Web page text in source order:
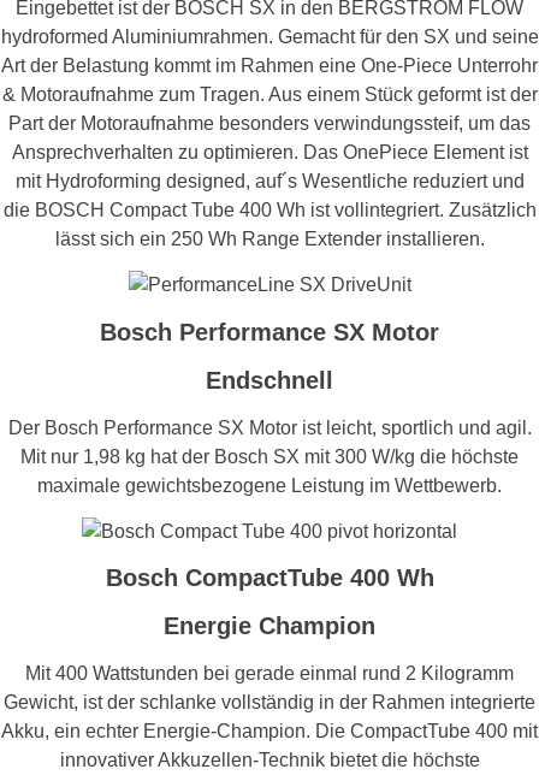
Eingebettet ist der BOSCH SX in den BERGSTROM FLOW
hydroformed Aluminiumrahmen. Gemacht für den SX und seine
Art der Belastung kommt im Rahmen eine One-Piece Unterrohr
& Motoraufnahme zum Tragen. Aus einem Stück geformt ist der
Part der Motoraufnahme besonders verwindungssteif, um das
Ansprechverhalten zu optimieren. Das OnePiece Element ist
mit Hydroforming designed, auf´s Wesentliche reduziert und
die BOSCH Compact Tube 400 Wh ist vollintegriert. Zusätzlich
lässt sich ein 250 Wh Range Extender installieren.
Bosch Performance SX Motor
Endschnell
Der Bosch Performance SX Motor ist leicht, sportlich und agil.
Mit nur 1,98 kg hat der Bosch SX mit 300 W/kg die höchste
maximale gewichtsbezogene Leistung im Wettbewerb.
Bosch CompactTube 400 Wh
Energie Champion
Mit 400 Watt­stunden bei gerade einmal rund 2 Kilogramm
Gewicht, ist der schlanke vollständig in der Rahmen integrierte
Akku, ein echter Energie-Champion. Die CompactTube 400 mit
innovativer Akkuzellen-Technik bietet die höchste